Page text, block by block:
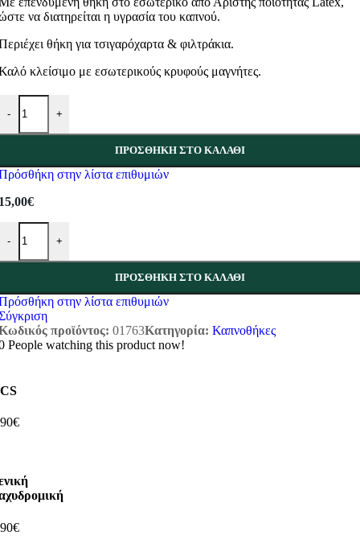
να διατηρείται η υγρασία του καπνού.
θήκη για τσιγαρόχαρτα & φιλτράκια.
κλείσιμο με εσωτερικούς κρυφούς μαγνήτες.
-
Tfar Colorful Cat ποσότητα
+
ΠΡΟΣΘΉΚΗ ΣΤΟ ΚΑΛΆΘΙ
στην λίστα επιθυμιών
€
-
Tfar Colorful Cat ποσότητα
+
ΠΡΟΣΘΉΚΗ ΣΤΟ ΚΑΛΆΘΙ
στην λίστα επιθυμιών
προϊόντος: 01763Κατηγορία: Καπνοθήκες
People watching this product now!